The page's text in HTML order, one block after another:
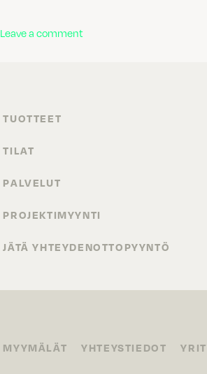
Leave a commenton Kompakti
TUOTTEET
TILAT
PALVELUT
PROJEKTIMYYNTI
JÄTÄ YHTEYDENOTTOPYYNTÖ
MYYMÄLÄT YHTEYSTIEDOT